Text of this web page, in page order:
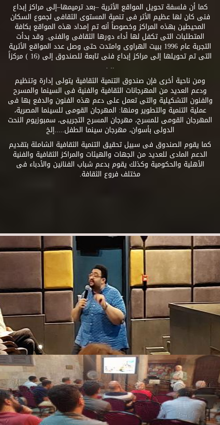
كما أن فلسفة تحويل المواقع الأثرية –بعد ترميمها–إلى مراكز إبداع
فنى كان لها عظيم الأثر فى تنمية المستوى الثقافى لجموع السكان
المحيطين بهذه المراكز وخصوصاً أنه تم إمداد هذه المواقع بكافة
المتطلبات التى تكفل لها أداء دورها الثقافى والفنى. وقد بدأت
التجربة عام 1996 ببيت الهراوى وامتدت حتى وصل عدد المواقع الأثرية
التى تم تحويلها إلى مراكز إبداع فنى تابعة للصندوق إلى (16 ) مركزاً
.. .
ومن ناحية أخرى فإن صندوق التنمية الثقافية يتولى إدارة وتنظيم
ودعم العديد من المهرجانات الثقافية والفنية فى السينما والمسرح
والفنون التشكيلية والتى تعمل على دعم هذه الفنون والدفع بها فى
عملية التنمية والتطوير ومنها: المهرجان القومى للسينما المصرية،
المهرجان القومى للمسرح، مهرجان المسرح التجريبى، سمبوزيوم النحت
الدولى بأسوان، مهرجان سينما الطفل.....إلخ
كما يقوم الصندوق فى سبيل تحقيق التنمية الثقافية الشاملة بتقديم
الدعم المادى للعديد من الجهات والهيئات والمراكز الثقافية والفنية
الأهلية والحكومية وكذلك يقوم بدعم شباب الفنانين والأدباء فى
مختلف فروع الثقافة.